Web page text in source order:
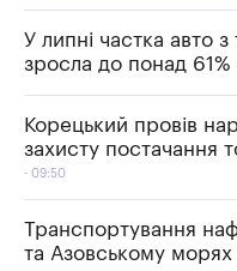
У липні частка авто
зросла до понад 61%
Корецький провів
захисту постачання
09:50
Транспортування
та Азовському